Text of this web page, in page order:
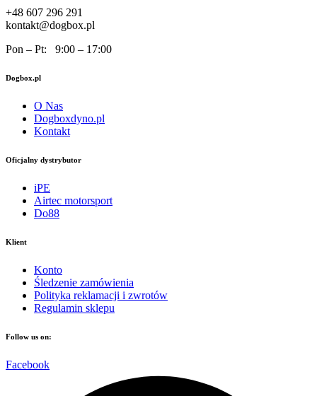
+48 607 296 291
kontakt@dogbox.pl
Pon – Pt: 9:00 – 17:00
Dogbox.pl
O Nas
Dogboxdyno.pl
Kontakt
Oficjalny dystrybutor
iPE
Airtec motorsport
Do88
Klient
Konto
Śledzenie zamówienia
Polityka reklamacji i zwrotów
Regulamin sklepu
Follow us on:
Facebook